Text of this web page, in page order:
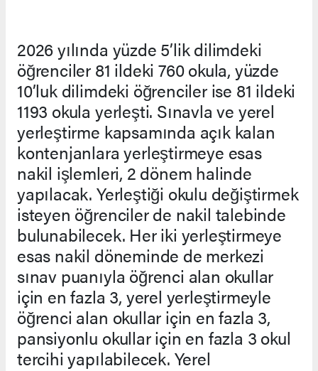
2026 yılında yüzde 5’lik dilimdeki
öğrenciler 81 ildeki 760 okula, yüzde
10’luk dilimdeki öğrenciler ise 81 ildeki
1193 okula yerleşti. Sınavla ve yerel
yerleştirme kapsamında açık kalan
kontenjanlara yerleştirmeye esas
nakil işlemleri, 2 dönem halinde
yapılacak. Yerleştiği okulu değiştirmek
isteyen öğrenciler de nakil talebinde
bulunabilecek. Her iki yerleştirmeye
esas nakil döneminde de merkezi
sınav puanıyla öğrenci alan okullar
için en fazla 3, yerel yerleştirmeyle
öğrenci alan okullar için en fazla 3,
pansiyonlu okullar için en fazla 3 okul
tercihi yapılabilecek. Yerel